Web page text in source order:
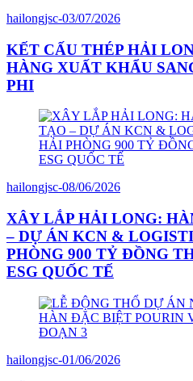
hailongjsc-03/07/2026
KẾT CẤU THÉP HẢI
HÀNG XUẤT KHẨU
PHI
hailongjsc-08/06/2026
XÂY LẮP HẢI LONG:
– DỰ ÁN KCN &
PHÒNG 900 TỶ ĐỒNG
ESG QUỐC TẾ
hailongjsc-01/06/2026